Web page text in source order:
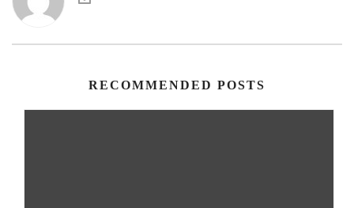
RECOMMENDED POSTS